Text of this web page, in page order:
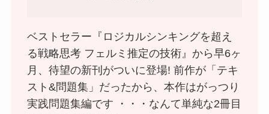
ベストセラー『ロジカルシンキングを超え
る戦略思考 フェルミ推定の技術』から早6ヶ
月、待望の新刊がついに登場! 前作が「テキ
スト&問題集」だったから、本作はがっつり
実践問題集編です ・・・なんて単純な2冊目